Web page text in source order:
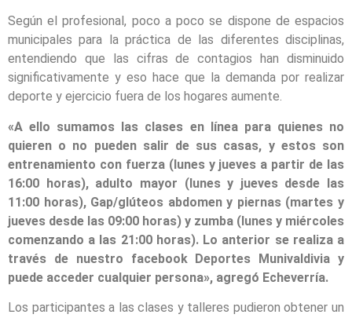
Según el profesional, poco a poco se dispone de espacios
municipales para la práctica de las diferentes disciplinas,
entendiendo que las cifras de contagios han disminuido
significativamente y eso hace que la demanda por realizar
deporte y ejercicio fuera de los hogares aumente.
«A ello sumamos las clases en línea para quienes no
quieren o no pueden salir de sus casas, y estos son
entrenamiento con fuerza (lunes y jueves a partir de las
16:00 horas), adulto mayor (lunes y jueves desde las
11:00 horas), Gap/glúteos abdomen y piernas (martes y
jueves desde las 09:00 horas) y zumba (lunes y miércoles
comenzando a las 21:00 horas). Lo anterior se realiza a
través de nuestro facebook Deportes Munivaldivia y
puede acceder cualquier persona», agregó Echeverría.
Los participantes a las clases y talleres pudieron obtener un